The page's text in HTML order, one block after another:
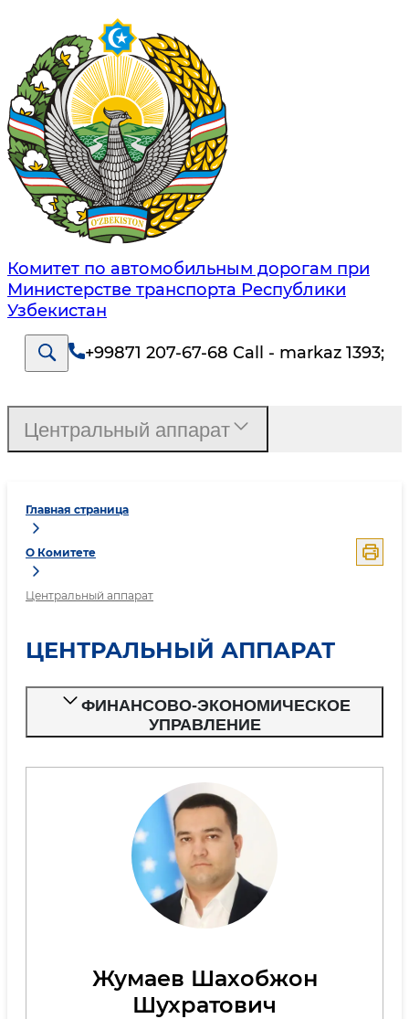
Комитет по автомобильным дорогам при
Министерстве транспорта Республики
Узбекистан
+99871 207-67-68 Call - markaz 1393;
Главная страница
О Комитете
Центральный аппарат
ЦЕНТРАЛЬНЫЙ АППАРАТ
ФИНАНСОВО-ЭКОНОМИЧЕСКОЕ
УПРАВЛЕНИЕ
Жумаев Шахобжон
Шухратович
Центральный аппарат